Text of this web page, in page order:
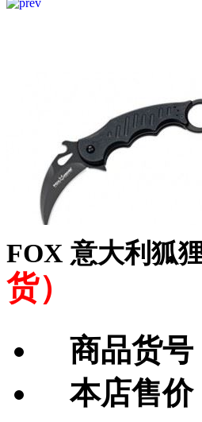
FOX 意大利狐
货）
商品货号
本店售价